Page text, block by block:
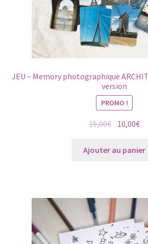
JEU – Memory photographique
version
PROMO !
15,00€ Le
initial
10,00€Le
Ajouter au panier